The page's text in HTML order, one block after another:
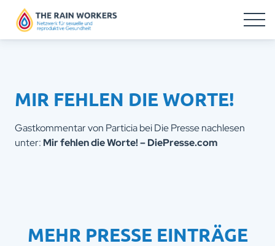
MIR FEHLEN DIE WORTE!
Gastkommentar von Particia bei Die Presse nachlesen
unter: Mir fehlen die Worte! – DiePresse.com
MEHR PRESSE EINTRÄGE